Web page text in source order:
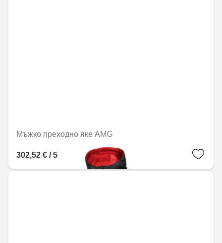
Мъжко преходно яке AMG
302,52 € / 591,68 лв.